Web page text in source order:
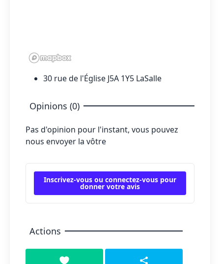
30 rue de l'Église J5A 1Y5 LaSalle
Opinions (0)
Pas d'opinion pour l'instant, vous pouvez
nous envoyer la vôtre
Inscrivez-vous ou connectez-vous pour
donner votre avis
Actions